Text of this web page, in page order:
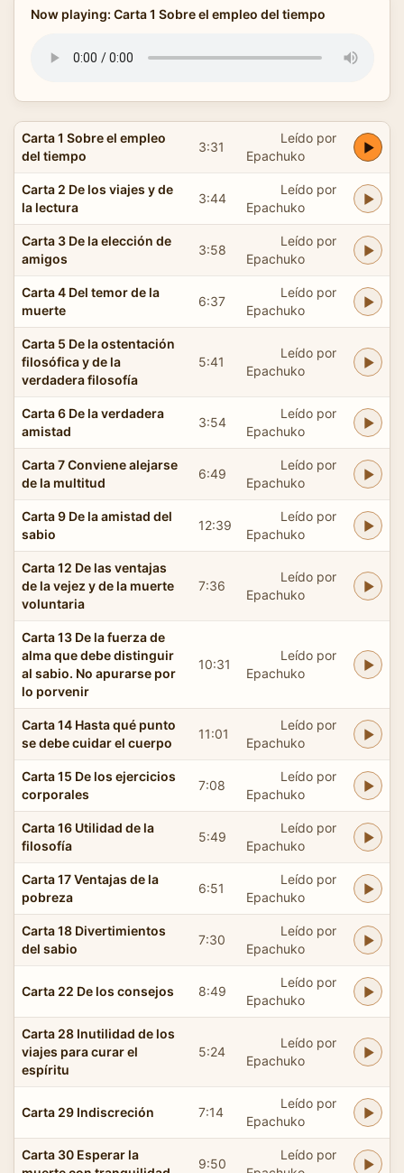
Now playing: Carta 1 Sobre el empleo del tiempo
Carta 1 Sobre el empleo
del tiempo
3:31
Leído por
Epachuko
Carta 2 De los viajes y de
la lectura
3:44
Leído por
Epachuko
Carta 3 De la elección de
amigos
3:58
Leído por
Epachuko
Carta 4 Del temor de la
muerte
6:37
Leído por
Epachuko
Carta 5 De la ostentación
filosófica y de la
verdadera filosofía
5:41
Leído por
Epachuko
Carta 6 De la verdadera
amistad
3:54
Leído por
Epachuko
Carta 7 Conviene alejarse
de la multitud
6:49
Leído por
Epachuko
Carta 9 De la amistad del
sabio
12:39
Leído por
Epachuko
Carta 12 De las ventajas
de la vejez y de la muerte
voluntaria
7:36
Leído por
Epachuko
Carta 13 De la fuerza de
alma que debe distinguir
al sabio. No apurarse por
lo porvenir
10:31
Leído por
Epachuko
Carta 14 Hasta qué punto
se debe cuidar el cuerpo
11:01
Leído por
Epachuko
Carta 15 De los ejercicios
corporales
7:08
Leído por
Epachuko
Carta 16 Utilidad de la
filosofía
5:49
Leído por
Epachuko
Carta 17 Ventajas de la
pobreza
6:51
Leído por
Epachuko
Carta 18 Divertimientos
del sabio
7:30
Leído por
Epachuko
Carta 22 De los consejos 8:49
Leído por
Epachuko
Carta 28 Inutilidad de los
viajes para curar el
espíritu
5:24
Leído por
Epachuko
Carta 29 Indiscreción 7:14
Leído por
Epachuko
Carta 30 Esperar la
9:50
Leído por